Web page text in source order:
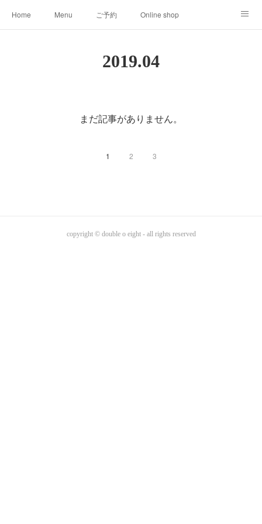
Home Menu ご予約 Online shop
2019.04
まだ記事がありません。
1 2 3
copyright © double o eight - all rights reserved